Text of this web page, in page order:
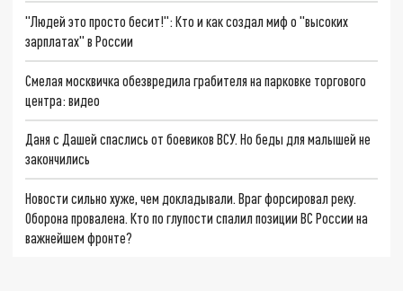
"Людей это просто бесит!": Кто и как создал миф о "высоких
зарплатах" в России
Смелая москвичка обезвредила грабителя на парковке торгового
центра: видео
Даня с Дашей спаслись от боевиков ВСУ. Но беды для малышей не
закончились
Новости сильно хуже, чем докладывали. Враг форсировал реку.
Оборона провалена. Кто по глупости спалил позиции ВС России на
важнейшем фронте?